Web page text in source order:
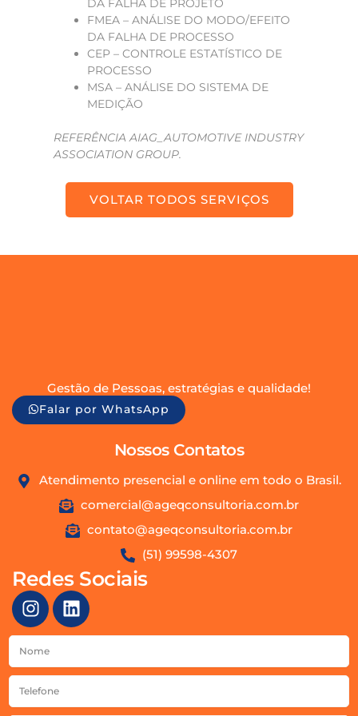
DA FALHA DE PROJETO
FMEA – ANÁLISE DO MODO/EFEITO
DA FALHA DE PROCESSO
CEP – CONTROLE ESTATÍSTICO DE
PROCESSO
MSA – ANÁLISE DO SISTEMA DE
MEDIÇÃO
REFERÊNCIA AIAG_AUTOMOTIVE INDUSTRY
ASSOCIATION GROUP.
VOLTAR TODOS SERVIÇOS
Gestão de Pessoas, estratégias e qualidade!
Falar por WhatsApp
Nossos Contatos
Atendimento presencial e online em todo o Brasil.
comercial@ageqconsultoria.com.br
contato@ageqconsultoria.com.br
(51) 99598-4307
Redes Sociais
I
n
s
t
a
g
r
L
i
n
e
i
Nome
Telefone